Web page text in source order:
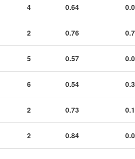
4 0.64
2 0.76
5 0.57
6 0.54
2 0.73
2 0.84